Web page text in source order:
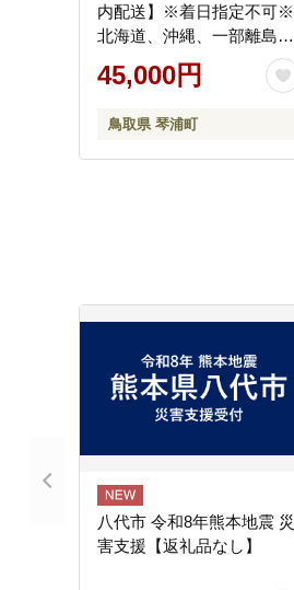
内配送】※着日指定不可※
北海道、沖縄、一部離島へ
の配送不可《ずわいがに
かに カニ 蟹》
45,000円
鳥取県 琴浦町
八代市 令和8年熊本地震 災
害支援【返礼品なし】